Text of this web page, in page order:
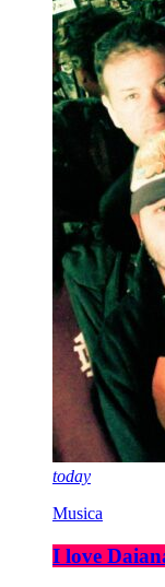
today
Musica
I love